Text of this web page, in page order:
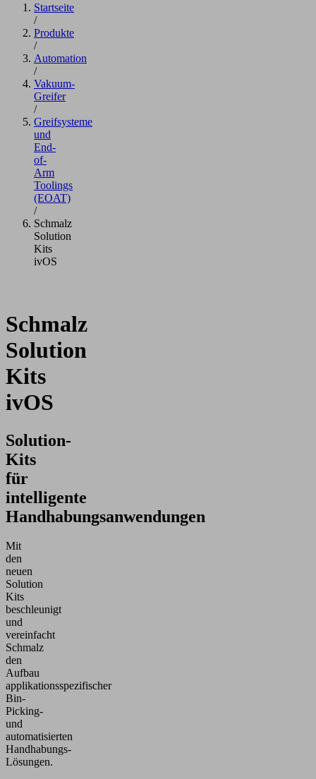
Startseite
/
Produkte
/
Automation
/
Vakuum-
Greifer
/
Greifsysteme
und
End-
of-
Arm
Toolings
(EOAT)
/
Schmalz
Solution
Kits
ivOS
Schmalz
Solution
Kits
ivOS
Solution-
Kits
für
intelligente
Handhabungsanwendungen
Mit
den
neuen
Solution
Kits
beschleunigt
und
vereinfacht
Schmalz
den
Aufbau
applikationsspezifischer
Bin-
Picking-
und
automatisierten
Handhabungs-
Lösungen.